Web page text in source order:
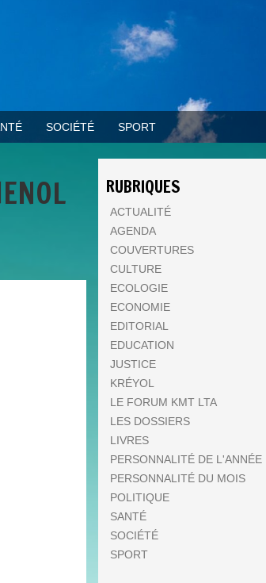
SOCIÉTÉ SPORT
RUBRIQUES
ACTUALITÉ
AGENDA
COUVERTURES
CULTURE
ECOLOGIE
ECONOMIE
EDITORIAL
EDUCATION
JUSTICE
KRÉYOL
LE FORUM KMT LTA
LES DOSSIERS
LIVRES
PERSONNALITÉ DE L'ANNÉE
PERSONNALITÉ DU MOIS
POLITIQUE
SANTÉ
SOCIÉTÉ
SPORT